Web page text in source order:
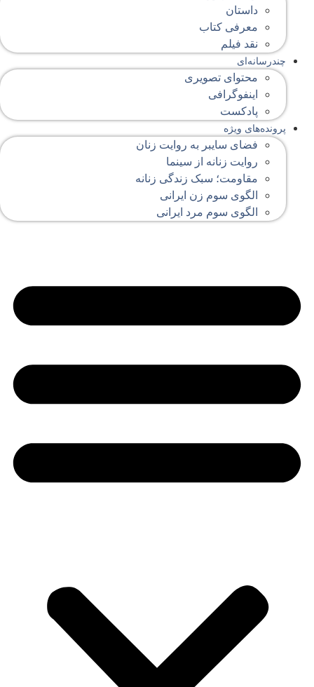
داستان
معرفی کتاب
نقد فیلم
چندرسانه‌ای
محتوای تصویری
اینفوگرافی
پادکست
پرونده‌های ویژه
فضای سایبر به روایت زنان
روایت زنانه از سینما
مقاومت؛ سبک زندگی زنانه
الگوی سوم زن ایرانی
الگوی سوم مرد ایرانی